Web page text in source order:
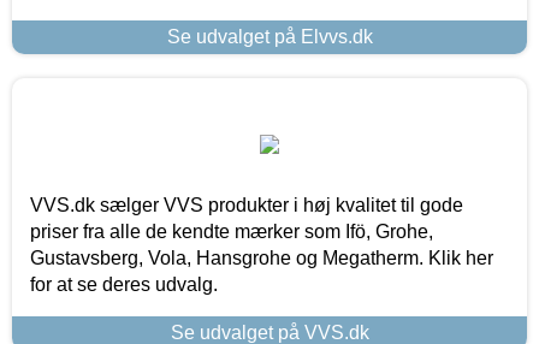
Se udvalget på Elvvs.dk
VVS.dk sælger VVS produkter i høj kvalitet til gode
priser fra alle de kendte mærker som Ifö, Grohe,
Gustavsberg, Vola, Hansgrohe og Megatherm. Klik her
for at se deres udvalg.
Se udvalget på VVS.dk